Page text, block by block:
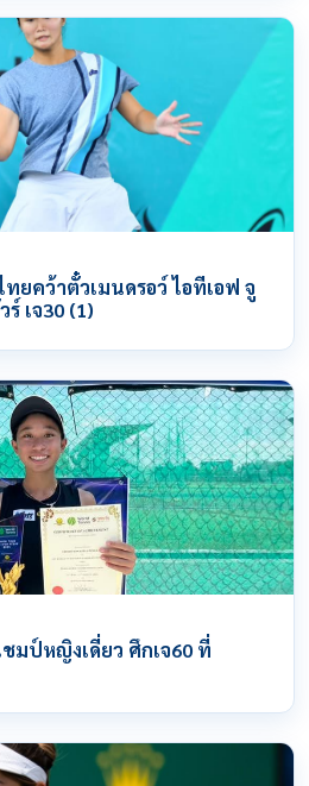
ยคว้าตั๋วเมนดรอว์ ไอทีเอฟ จู
เจ30 (1)
มป์หญิงเดี่ยว ศึกเจ60 ที่